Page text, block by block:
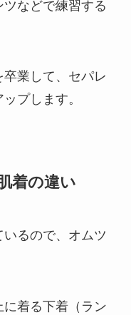
などで練習する
業して、セパレ
プします。
着の違い
るので、オムツ
着る下着（ラン